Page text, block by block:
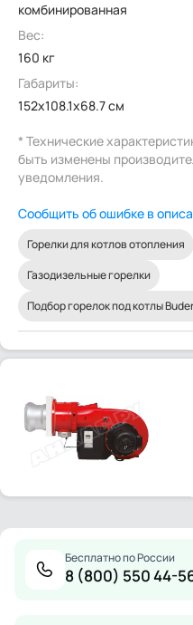
комбинированная
Вес:
160 кг
Габариты:
152x108.1x68.7 см
* Технические
быть изменены
уведомления.
Сообщить об ошибке в
Горелки для котлов отопления
Газодизельные горелки
Подбор горелок под котлы
Бесплатно по России
8 (800) 550 44-